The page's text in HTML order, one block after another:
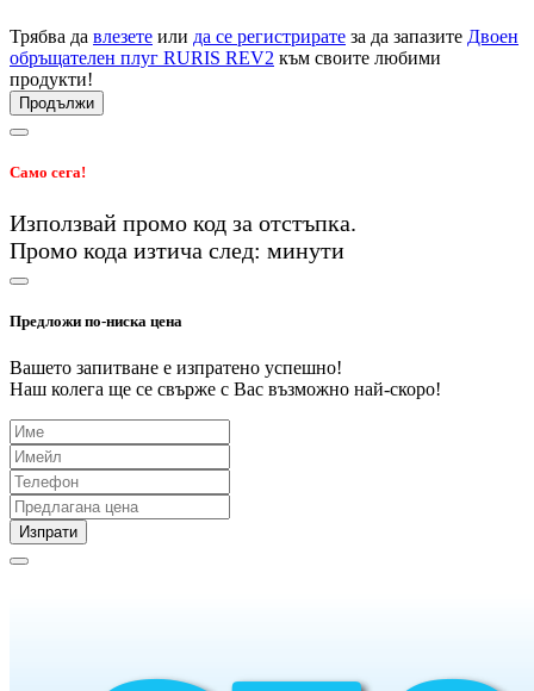
Трябва да влезете или да се регистрирате за да запазите Двоен
обръщателен плуг RURIS REV2 към своите любими
продукти!
Продължи
Само сега!
Използвай промо код за отстъпка.
Промо кода изтича след: минути
Предложи по-ниска цена
Вашето запитване е изпратено успешно!
Наш колега ще се свърже с Вас възможно най-скоро!
Изпрати